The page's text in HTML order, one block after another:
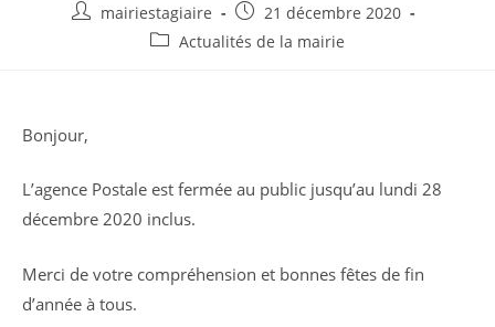
Auteur/autrice
mairiestagiaire
Publication
publiée :
21 décembre 2020
Post Actualités de la mairie
Bonjour,
L’agence Postale est fermée au public jusqu’au lundi 28
décembre 2020 inclus.
Merci de votre compréhension et bonnes fêtes de fin
d’année à tous.